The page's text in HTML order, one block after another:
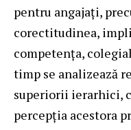
pentru angajați,
corectitudinea,
competența,
timp se analizează
superiorii ierarhici,
percepția acestora